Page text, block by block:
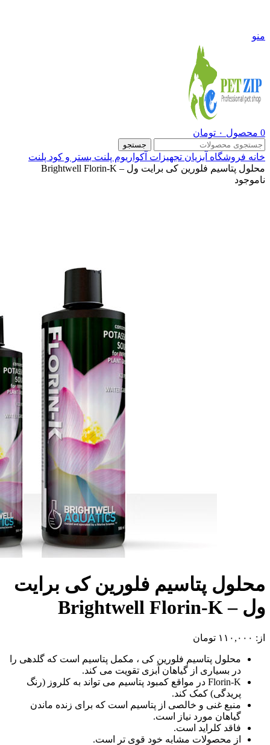
منو
0 محصول ۰ تومان
جستجو
خانه فروشگاه آبزیان تجهیزات آکواریوم پلنت بستر و کود پلنت
محلول پتاسیم فلورین کی برایت ول – Brightwell Florin-K
ناموجود
محلول پتاسیم فلورین کی برایت
ول – Brightwell Florin-K
از: ۱۱۰,۰۰۰ تومان
محلول پتاسیم فلورین کی ، مکمل پتاسیم است که گلدهی را
در بسیاری از گیاهان آبزی تقویت می کند.
Florin-K در مواقع کمبود پتاسیم می تواند به کلروز (رنگ
پریدگی) کمک کند.
منبع غنی و خالصی از پتاسیم است که برای زنده ماندن
گیاهان مورد نیاز است.
فاقد کلراید است.
از محصولات مشابه خود قوی تر است.